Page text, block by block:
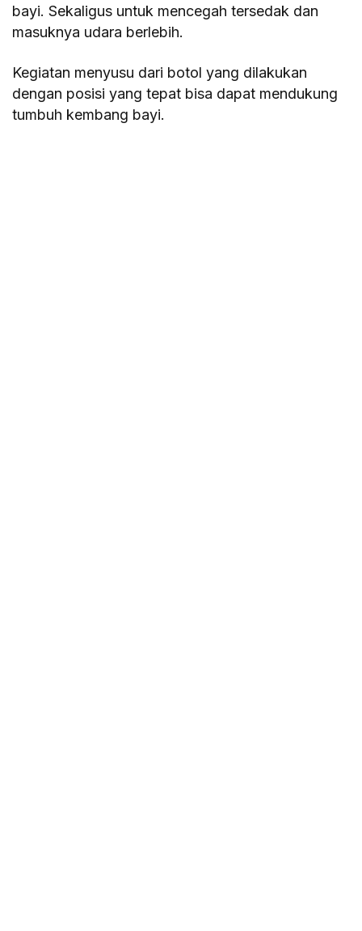
bayi. Sekaligus untuk mencegah tersedak dan
masuknya udara berlebih.
Kegiatan menyusu dari botol yang dilakukan
dengan posisi yang tepat bisa dapat mendukung
tumbuh kembang bayi.